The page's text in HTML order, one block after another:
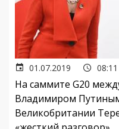
01.07.2019 08:11
На саммите G20
Владимиром
Великобритании